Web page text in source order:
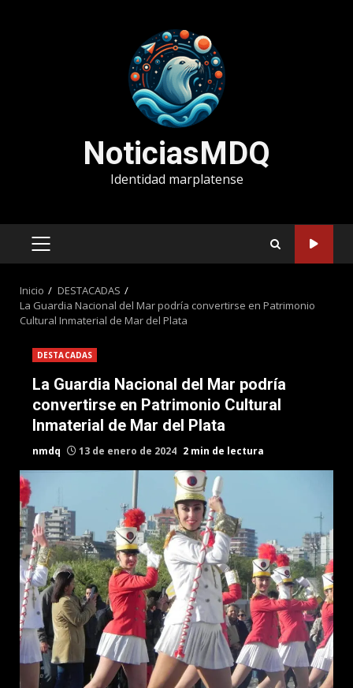
NoticiasMDQ
Identidad marplatense
MENÚ
Inicio
DESTACADAS
La Guardia Nacional del Mar podría convertirse en Patrimonio
Cultural Inmaterial de Mar del Plata
DESTACADAS
La Guardia Nacional del Mar podría
convertirse en Patrimonio Cultural
Inmaterial de Mar del Plata
nmdq 13 de enero de 2024 2 min de lectura